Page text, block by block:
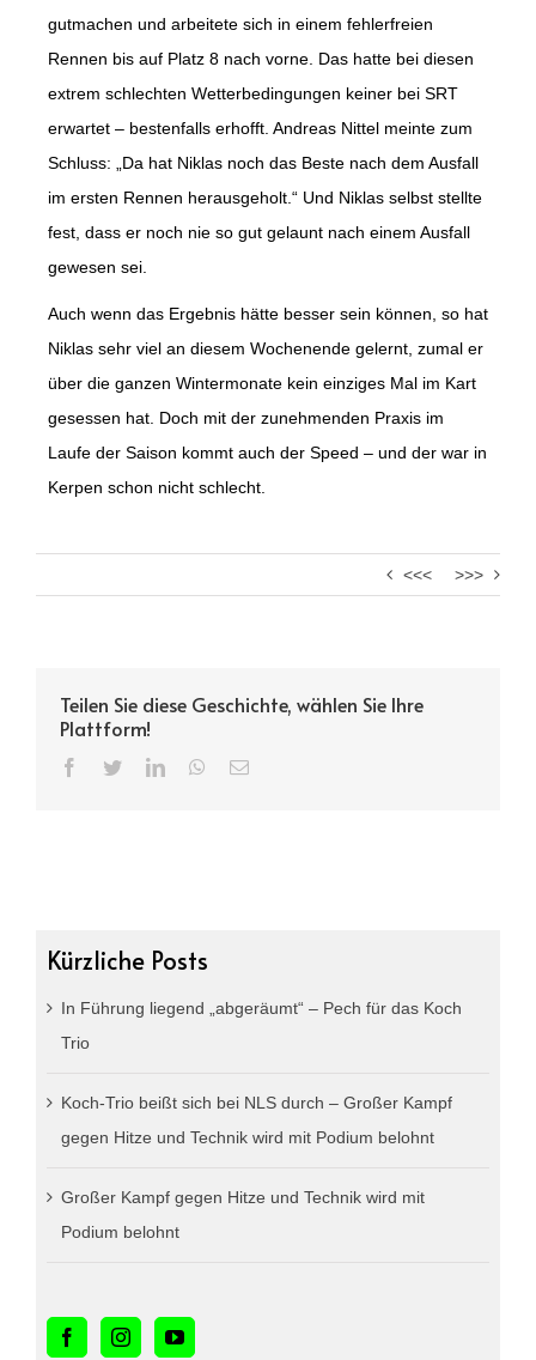
gutmachen und arbeitete sich in einem fehlerfreien
Rennen bis auf Platz 8 nach vorne. Das hatte bei diesen
extrem schlechten Wetterbedingungen keiner bei SRT
erwartet – bestenfalls erhofft. Andreas Nittel meinte zum
Schluss: „Da hat Niklas noch das Beste nach dem Ausfall
im ersten Rennen herausgeholt.“ Und Niklas selbst stellte
fest, dass er noch nie so gut gelaunt nach einem Ausfall
gewesen sei.
Auch wenn das Ergebnis hätte besser sein können, so hat
Niklas sehr viel an diesem Wochenende gelernt, zumal er
über die ganzen Wintermonate kein einziges Mal im Kart
gesessen hat. Doch mit der zunehmenden Praxis im
Laufe der Saison kommt auch der Speed – und der war in
Kerpen schon nicht schlecht.
<<< >>>
Teilen Sie diese Geschichte, wählen Sie Ihre
Plattform!
Facebook
TwitterLinkedInWhatsApp
Email
Kürzliche Posts
In Führung liegend „abgeräumt“ – Pech für das Koch
Trio
Koch-Trio beißt sich bei NLS durch – Großer Kampf
gegen Hitze und Technik wird mit Podium belohnt
Großer Kampf gegen Hitze und Technik wird mit
Podium belohnt